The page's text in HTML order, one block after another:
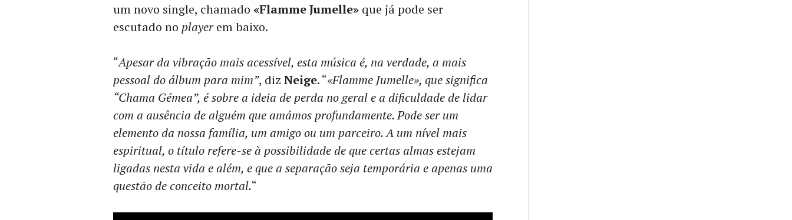
um novo single, chamado «Flamme Jumelle» que já pode ser
escutado no playerem baixo.
“Apesar da vibração mais acessível, esta música é, na verdade, a mais
pessoal do álbum para mim”, diz Neige. “«Flamme Jumelle», que significa
“Chama Gémea”, é sobre a ideia de perda no geral e a dificuldade de lidar
com a ausência de alguém que amámos profundamente. Pode ser um
elemento da nossa família, um amigo ou um parceiro. A um nível mais
espiritual, o título refere-se à possibilidade de que certas almas estejam
ligadas nesta vida e além, e que a separação seja temporária e apenas uma
questão de conceito mortal.“